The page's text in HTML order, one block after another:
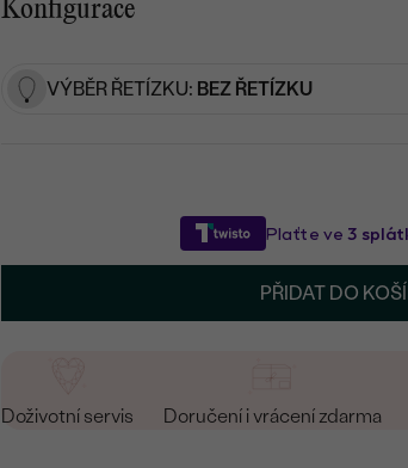
Konfigurace
VÝBĚR ŘETÍZKU: BEZ ŘETÍZKU
PŘIDAT DO
Doživotní servis Doručení i vrácení zdarma